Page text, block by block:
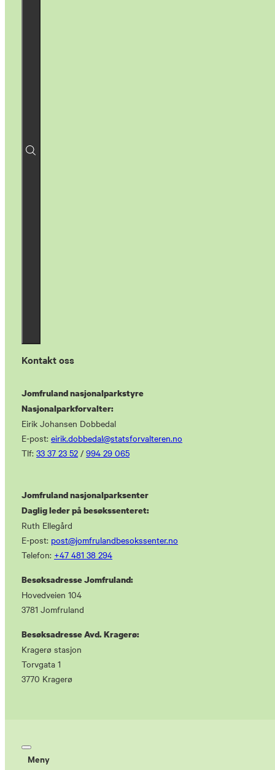
Kontakt oss
Jomfruland nasjonalparkstyre
Nasjonalparkforvalter:
Eirik Johansen Dobbedal
E-post:eirik.dobbedal@statsforvalteren.no
Tlf:33 37 23 52 /994 29 065
Jomfruland nasjonalparksenter
Daglig leder på besøkssenteret:
Ruth Ellegård
E-post: post@jomfrulandbesokssenter.no
Telefon: +47 481 38 294
Besøksadresse Jomfruland:
Hovedveien 104
3781 Jomfruland
Besøksadresse Avd. Kragerø:
Kragerø stasjon
Torvgata 1
3770 Kragerø
Meny